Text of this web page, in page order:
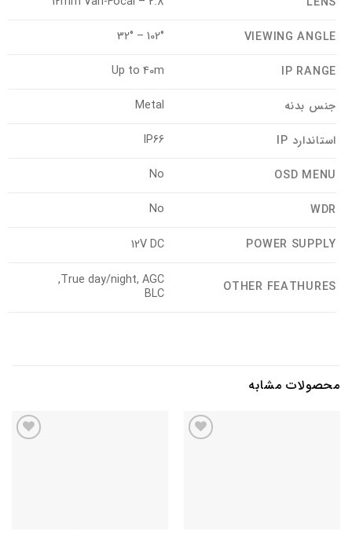
VIEWING ANGLE
102° – 32°
IP RANGE
Up to 40m
جنس بدنه
Metal
استاندارد IP
IP66
OSD MENU
No
WDR
No
POWER SUPPLY
12V DC
OTHER FEATHURES
True day/night, AGC,
BLC
محصولات مشابه